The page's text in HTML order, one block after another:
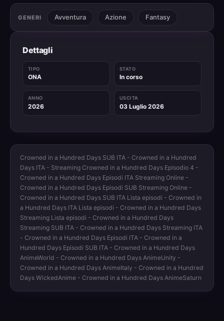
GENERI Avventura Azione Fantasy
Dettagli
TIPO
ONA
STATO
In corso
ANNO
2026
USCITA
03 Luglio 2026
Crowned in a Hundred Days SUB ITA - Crowned in a Hundred
Days ITA - Streaming Crowned in a Hundred Days Episodio 4 -
Crowned in a Hundred Days Episodi ITA Streaming Online -
Crowned in a Hundred Days Episodi SUB Streaming Online -
Crowned in a Hundred Days SUB ITA Lista episodi - Crowned in
a Hundred Days ITA Lista episodi - Crowned in a Hundred Days
Streaming Lista episodi - Crowned in a Hundred Days
Streaming SUB ITA - Crowned in a Hundred Days Streaming ITA
- Crowned in a Hundred Days Episodi ITA - Crowned in a
Hundred Days Episodi SUB ITA - Crowned in a Hundred Days
AnimeWorld - Crowned in a Hundred Days AnimeUnity -
Crowned in a Hundred Days AnimeItaly - Crowned in a Hundred
Days WickedAnime - Crowned in a Hundred Days AnimeSaturn